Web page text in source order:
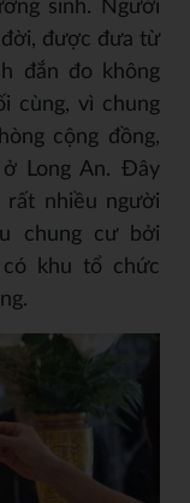
sinh. Người
đời, được đưa từ
đắn đo không
cùng, vì chung
cộng đồng,
Long An. Đây
rất nhiều người
chung cư bởi
có khu tổ chức